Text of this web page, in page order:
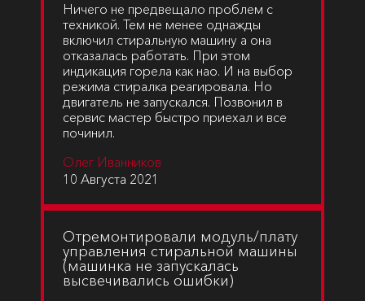
Ничего не предвещало проблем с
техникой. Тем не менее однажды
включил стиральную машину а она
отказалась работать. При этом
индикация горела как нао. И на выбор
режима стиралка реагировала. Но
двигатель не запускался. Позвонил в
сервис мастер быстро приехал и все
починил.
Олег Иванников
10 Августа 2021
Отремонтировали модуль/плату
управления стиральной машины
(машинка не запускалась
высвечивались ошибки)